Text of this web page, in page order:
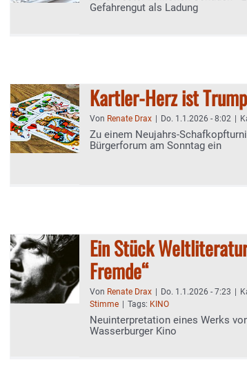
Gefahrengut als Ladung
Kartler-Herz ist
Von Renate Drax Do. 1.1.2026 - 8:02
Zu einem Neujahrs-
Bürgerforum am Sonntag ein
Ein Stück
Fremde“
Von Renate Drax Do. 1.1.2026 - 7:23
Stimme
Tags: KINO
Neuinterpretation eines Werks
Wasserburger Kino